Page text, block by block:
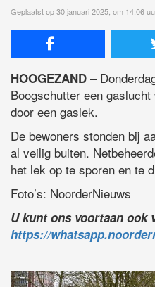
Geplaatst op 30 januari 2025, om 14:06
HOOGEZAND –
Boogschutter een
door een gaslek.
De bewoners stonden bij
al veilig buiten.
het lek op te sporen en te
Foto’s: NoorderNieuws
U kunt ons voortaan ook
https://